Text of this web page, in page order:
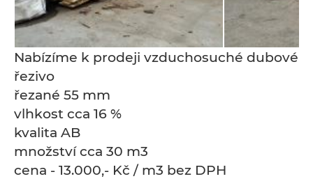
Nabízíme k prodeji vzduchosuché dubové
řezivo
řezané 55 mm
vlhkost cca 16 %
kvalita AB
množství cca 30 m3
cena - 13.000,- Kč / m3 bez DPH